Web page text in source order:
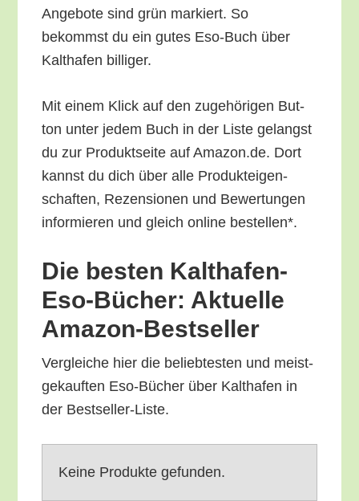
Ange­bo­te sind grün mar­kiert. So
bekommst du ein gutes Eso-Buch über
Kalt­ha­fen billiger.
Mit einem Klick auf den zuge­hö­ri­gen But­
ton unter jedem Buch in der Lis­te gelangst
du zur Pro­dukt­sei­te auf Amazon.de. Dort
kannst du dich über alle Pro­duk­tei­gen­
schaf­ten, Rezen­sio­nen und Bewer­tun­gen
infor­mie­ren und gleich online bestellen*.
Die bes­ten Kalt­ha­fen-
Eso-Bücher: Aktu­el­le
Amazon-Bestseller
Ver­glei­che hier die belieb­tes­ten und meist­
ge­kauf­ten Eso-Bücher über Kalt­ha­fen in
der Bestseller-Liste.
Kei­ne Pro­duk­te gefunden.